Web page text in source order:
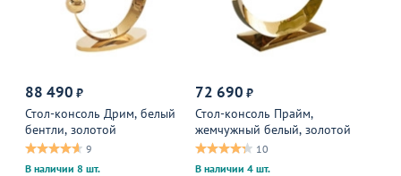
88 490 ₽
Стол-консоль Дрим, белый
бентли, золотой
9
В наличии 8 шт.
72 690 ₽
Стол-консоль Прайм,
жемчужный белый, золотой
10
В наличии 4 шт.